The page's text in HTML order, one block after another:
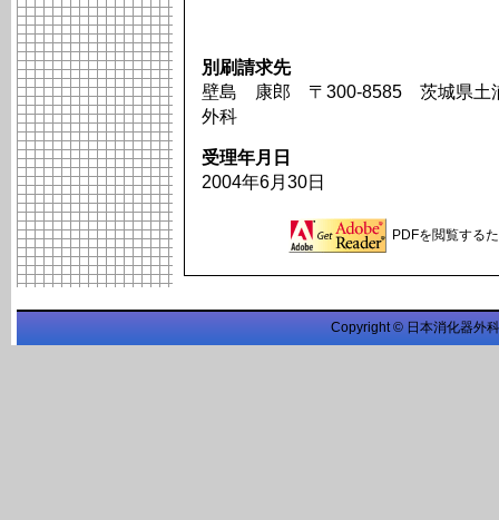
別刷請求先
壁島 康郎 〒300-8585 茨城県土
外科
受理年月日
2004年6月30日
PDFを閲覧する
Copyright © 日本消化器外